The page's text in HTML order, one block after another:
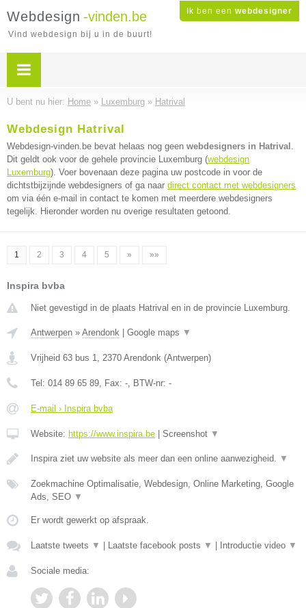
Ik ben een webdesigner
Webdesign -vinden.be
Vind webdesign bij u in de buurt!
U bent nu hier: Home » Luxemburg » Hatrival
Webdesign Hatrival
Webdesign-vinden.be bevat helaas nog geen webdesigners in Hatrival .
Dit geldt ook voor de gehele provincie Luxemburg (webdesign
Luxemburg). Voer bovenaan deze pagina uw postcode in voor de
dichtstbijzijnde webdesigners of ga naar direct contact met webdesigners
om via één e-mail in contact te komen met meerdere webdesigners
tegelijk. Hieronder worden nu overige resultaten getoond.
1 2 3 4 5 » »»
Inspira bvba
Niet gevestigd in de plaats Hatrival en in de provincie Luxemburg.
Antwerpen » Arendonk Google maps ▼
Vrijheid 63 bus 1, 2370 Arendonk (Antwerpen)
Tel: 014 89 65 89, Fax: -, BTW-nr: -
E-mail › Inspira bvba
Website: https://www.inspira.be Screenshot ▼
Inspira ziet uw website als meer dan een online aanwezigheid. ▼
Zoekmachine Optimalisatie, Webdesign, Online Marketing, Google
Ads, SEO ▼
Er wordt gewerkt op afspraak.
Laatste tweets ▼ Laatste facebook posts ▼ Introductie video ▼
Sociale media: